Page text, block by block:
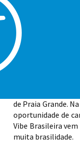
pessoas para
na mesma noite
seus sucessos.
Maroto farão o
As apresentações
de Praia Grande.
oportunidade de
Vibe Brasileira
muita brasilidade.